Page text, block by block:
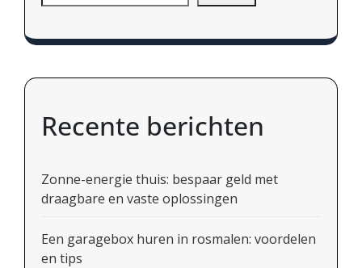
Recente berichten
Zonne-energie thuis: bespaar geld met
draagbare en vaste oplossingen
Een garagebox huren in rosmalen: voordelen
en tips